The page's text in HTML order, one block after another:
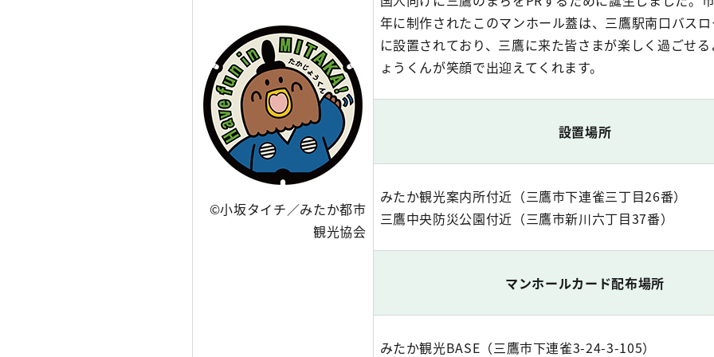
©小坂タイチ／みたか都市
観光協会
年に制作されたこのマンホール蓋は、三鷹駅南口バス
に設置されており、三鷹に来た皆さまが楽しく過ごせ
ょうくんが笑顔で出迎えてくれます。
設置場所
みたか観光案内所付近（三鷹市下連雀三丁目26番）
三鷹中央防災公園付近（三鷹市新川六丁目37番）
マンホールカード配布場所
みたか観光BASE（三鷹市下連雀3-24-3-105）